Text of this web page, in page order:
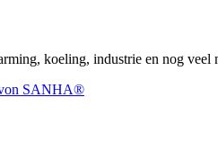
koeling, industrie en nog